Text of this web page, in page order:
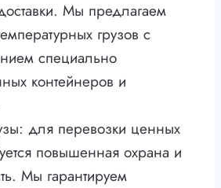
Мы предлагаем
грузов с
специально
контейнеров и
для перевозки ценных
повышенная охрана и
Мы гарантируем